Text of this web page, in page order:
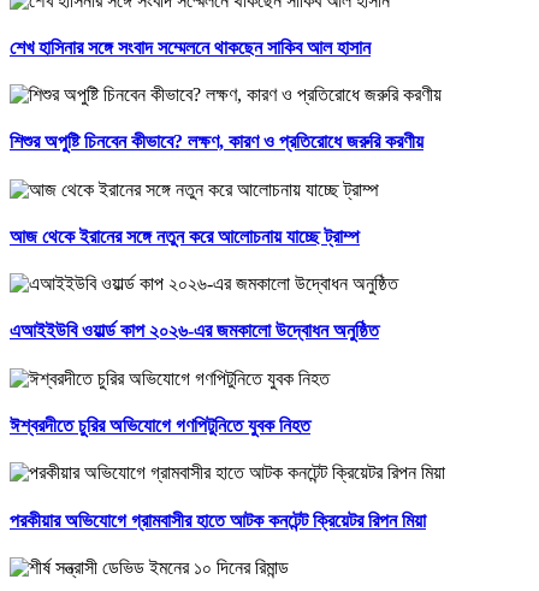
শেখ হাসিনার সঙ্গে সংবাদ সম্মেলনে থাকছেন সাকিব আল হাসান
শিশুর অপুষ্টি চিনবেন কীভাবে? লক্ষণ, কারণ ও প্রতিরোধে জরুরি করণীয়
আজ থেকে ইরানের সঙ্গে নতুন করে আলোচনায় যাচ্ছে ট্রাম্প
এআইইউবি ওয়ার্ল্ড কাপ ২০২৬-এর জমকালো উদ্বোধন অনুষ্ঠিত
ঈশ্বরদীতে চুরির অভিযোগে গণপিটুনিতে যুবক নিহত
পরকীয়ার অভিযোগে গ্রামবাসীর হাতে আটক কনটেন্ট ক্রিয়েটর রিপন মিয়া